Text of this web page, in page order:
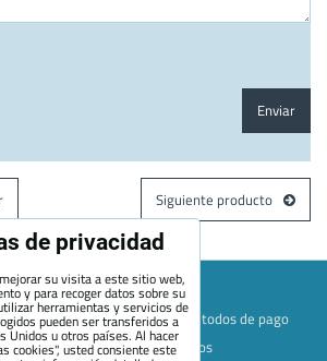
Enviar
Siguiente producto
Términos y condiciones
Métodos de pago
722 689 252 Quiénes somos
de privacidad
su visita a este sitio web,
y para recoger datos sobre su
herramientas y servicios de
pueden ser transferidos a
Unidos u otros países. Al hacer
cookies", usted consiente este